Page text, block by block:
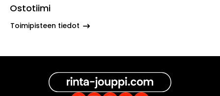
Ostotiimi
Toimipisteen tiedot